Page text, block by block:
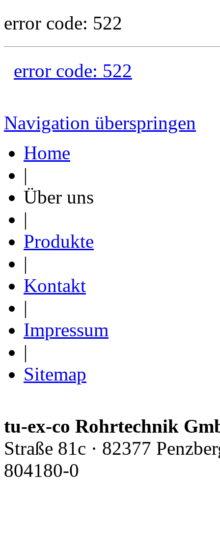
error code: 522
error code: 522
Navigation überspringen
Home
|
Über uns
|
Produkte
|
Kontakt
|
Impressum
|
Sitemap
tu-ex-co Rohrtechnik
Straße 81c · 82377
804180-0